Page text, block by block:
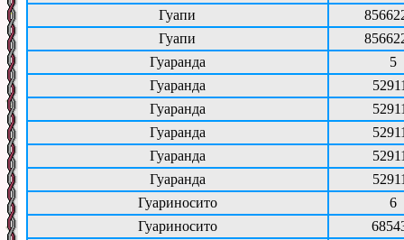
Гуапи
Гуапи
Гуаранда
5
Гуаранда
Гуаранда
Гуаранда
Гуаранда
Гуаранда
Гуариносито
6
Гуариносито